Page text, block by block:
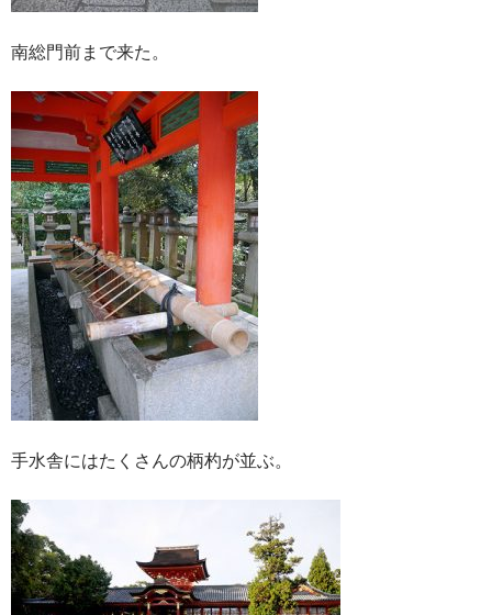
南総門前まで来た。
手水舎にはたくさんの柄杓が並ぶ。